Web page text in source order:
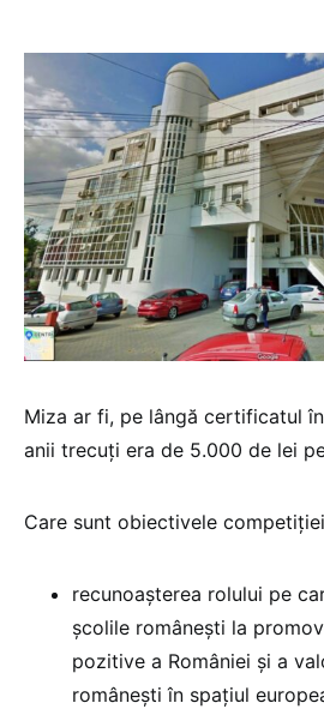
Miza ar fi, pe lângă certificatul
anii trecuți era de 5.000 de lei
Care sunt obiectivele
recunoașterea rolului pe
școlile românești la
pozitive a României și a
românești în spațiul